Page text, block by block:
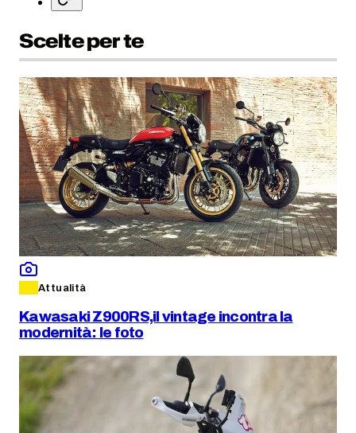
Scelte per te
Attualità
Kawasaki Z900RS,il vintage incontra la
modernità: le foto